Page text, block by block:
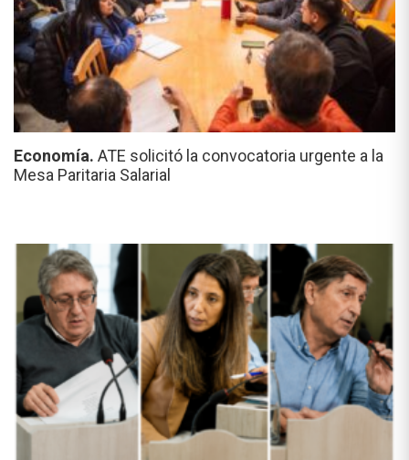
Economía. ATE solicitó la convocatoria urgente a la
Mesa Paritaria Salarial